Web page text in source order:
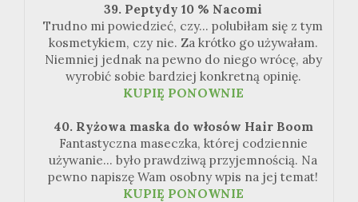
39. Peptydy 10 % Nacomi
Trudno mi powiedzieć, czy... polubiłam się z tym
kosmetykiem, czy nie. Za krótko go używałam.
Niemniej jednak na pewno do niego wrócę, aby
wyrobić sobie bardziej konkretną opinię.
KUPIĘ PONOWNIE
40. Ryżowa maska do włosów Hair Boom
Fantastyczna maseczka, której codziennie
używanie... było prawdziwą przyjemnością. Na
pewno napiszę Wam osobny wpis na jej temat!
KUPIĘ PONOWNIE